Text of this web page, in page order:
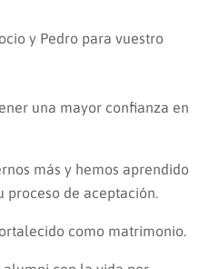
y Pedro para vuestro
una mayor confianza en
más y hemos aprendido
proceso de aceptación.
como matrimonio.